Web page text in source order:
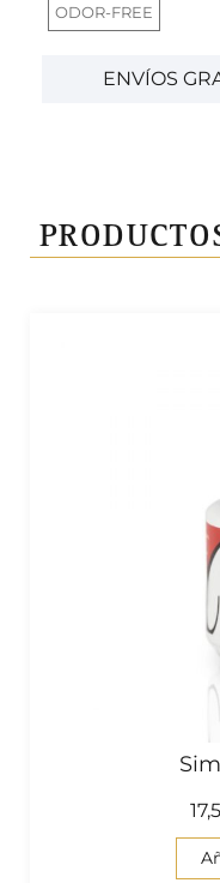
ODOR-FREE
ENVÍOS